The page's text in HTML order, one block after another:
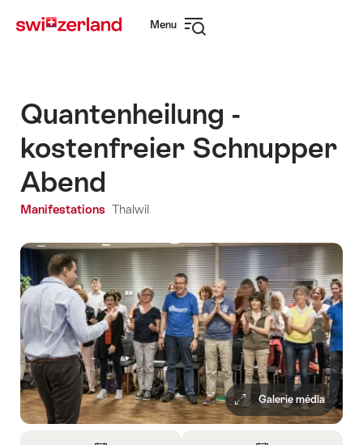
sur
rapide
Menu
Quantenheilung -
kostenfreier Schnupper
Abend
Manifestations Thalwil
Galerie média